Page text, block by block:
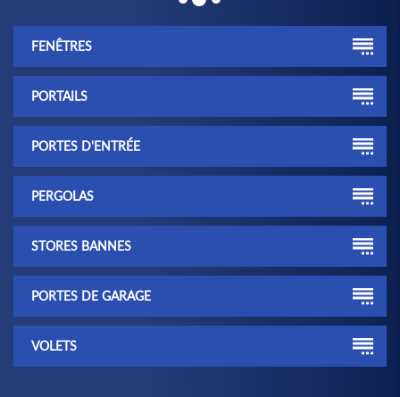
FENÊTRES
PORTAILS
PORTES D'ENTRÉE
PERGOLAS
STORES BANNES
PORTES DE GARAGE
VOLETS